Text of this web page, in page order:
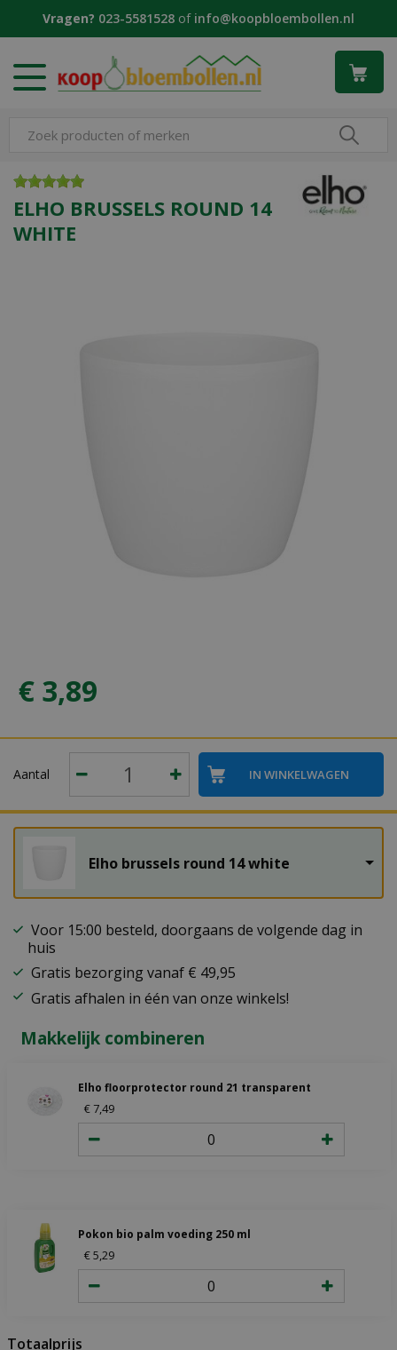
Vragen? 023-5581528 of info@koopbloembollen.nl
ELHO BRUSSELS ROUND 14
WHITE
€ 3,89
Aantal
Elho brussels round 14 white
Voor 15:00 besteld, doorgaans de volgende dag in
huis
Gratis bezorging vanaf € 49,95
Gratis afhalen in één van onze winkels!
Makkelijk combineren
Elho floorprotector round 21 transparent
€ 7,49
Pokon bio palm voeding 250 ml
€5,29